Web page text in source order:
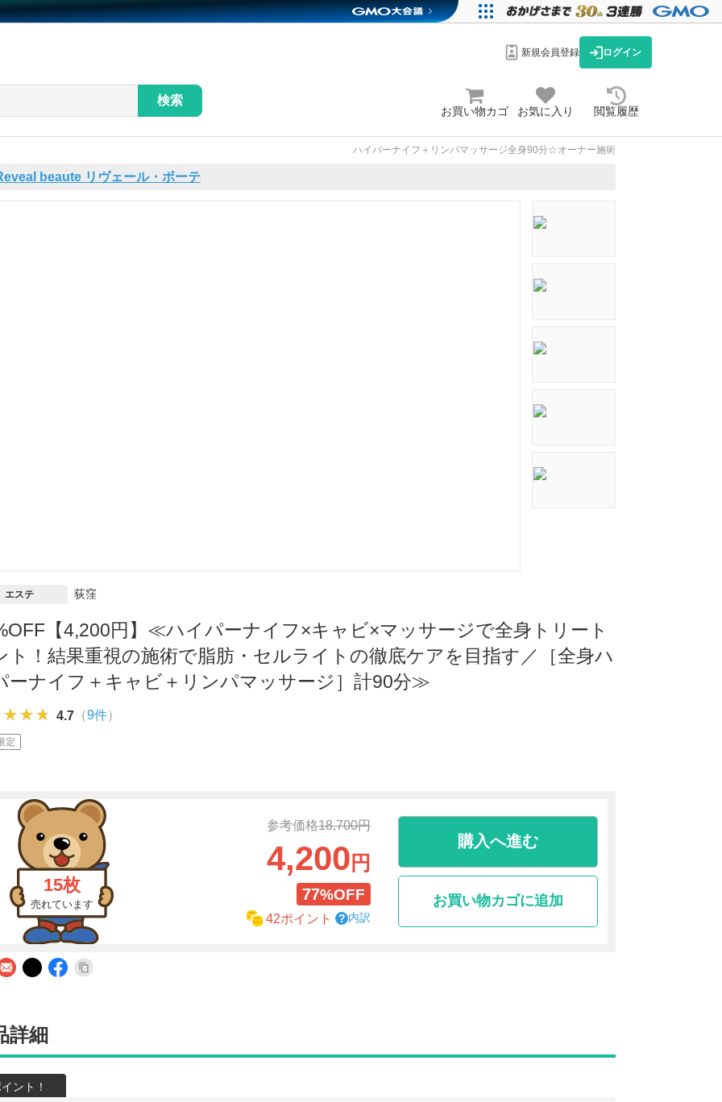
新規会員登録 ログイン
検索
お買い物カゴ お気に入り 閲覧履歴
ハイパーナイフ＋リンパマッサージ全身90分☆オーナー施術
beaute リヴェール・ボーテ
エステ 荻窪
【4,200円】≪ハイパーナイフ×キャビ×マッサージで全身トリート
ト！結果重視の施術で脂肪・セルライトの徹底ケアを目指す／［全身ハ
ーナイフ＋キャビ＋リンパマッサージ］計90分≫
4.7 （9件）
定
15枚
売れています
参考価格18,700円
4,200 円
77%OFF
42ポイント 内訳
購入へ進む
お買い物カゴに追加
詳細